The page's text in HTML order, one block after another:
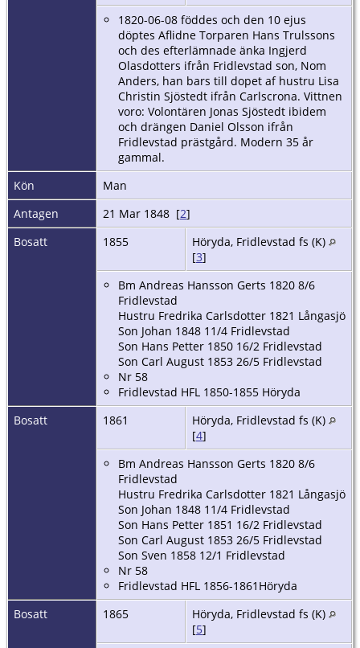
1820-06-08 föddes och den 10 ejus
döptes Aflidne Torparen Hans Trulssons
och des efterlämnade änka Ingjerd
Olasdotters ifrån Fridlevstad son, Nom
Anders, han bars till dopet af hustru Lisa
Christin Sjöstedt ifrån Carlscrona. Vittnen
voro: Volontären Jonas Sjöstedt ibidem
och drängen Daniel Olsson ifrån
Fridlevstad prästgård. Modern 35 år
gammal.
Kön
Man
Antagen
21 Mar 1848 [2]
Bosatt
1855
Höryda, Fridlevstad fs (K)
[3]
Bm Andreas Hansson Gerts 1820 8/6
Fridlevstad
Hustru Fredrika Carlsdotter 1821 Långasjö
Son Johan 1848 11/4 Fridlevstad
Son Hans Petter 1850 16/2 Fridlevstad
Son Carl August 1853 26/5 Fridlevstad
Nr 58
Fridlevstad HFL 1850-1855 Höryda
Bosatt
1861
Höryda, Fridlevstad fs (K)
[4]
Bm Andreas Hansson Gerts 1820 8/6
Fridlevstad
Hustru Fredrika Carlsdotter 1821 Långasjö
Son Johan 1848 11/4 Fridlevstad
Son Hans Petter 1851 16/2 Fridlevstad
Son Carl August 1853 26/5 Fridlevstad
Son Sven 1858 12/1 Fridlevstad
Nr 58
Fridlevstad HFL 1856-1861Höryda
Bosatt
1865
Höryda, Fridlevstad fs (K)
[5]